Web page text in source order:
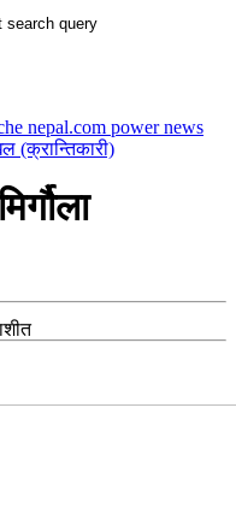
nepal.com power news
(क्रान्तिकारी)